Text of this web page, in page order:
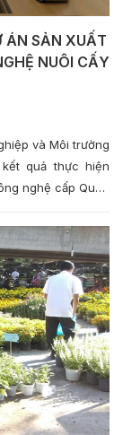
ÁN SẢN XUẤT
NUÔI CẤY
và Môi trường
quả thực hiện
nghệ cấp Quốc
thu dự án
số giống hoa lan
nuôi cấy mô tế
Tiến làm chủ
thực hiện.